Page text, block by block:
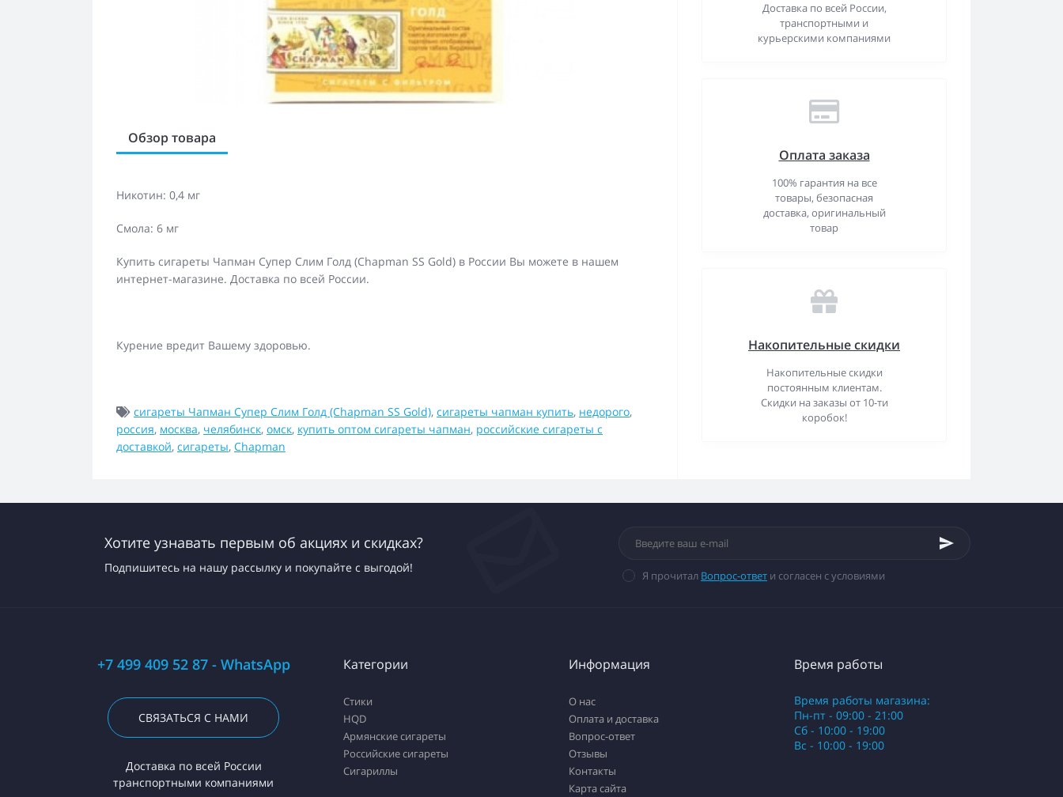
Обзор товара
Никотин: 0,4 мг
Смола: 6 мг
Купить сигареты Чапман Супер Слим Голд (Chapman SS Gold) в России Вы можете в нашем
интернет-магазине. Доставка по всей России.
Курение вредит Вашему здоровью.
сигареты Чапман Супер Слим Голд (Chapman SS Gold), сигареты чапман купить, недорого,
россия, москва, челябинск, омск, купить оптом сигареты чапман, российские сигареты с
доставкой, сигареты, Chapman
Доставка по всей России,
транспортными и
курьерскими компаниями
Оплата заказа
100% гарантия на все
товары, безопасная
доставка, оригинальный
товар
Накопительные скидки
Накопительные скидки
постоянным клиентам.
Скидки на заказы от 10-ти
коробок!
Хотите узнавать первым об акциях и скидках?
Подпишитесь на нашу рассылку и покупайте с выгодой!
Я прочитал Вопрос-ответ и согласен с условиями
+7 499 409 52 87 - WhatsApp
СВЯЗАТЬСЯ С НАМИ
Доставка по всей России
транспортными компаниями
Категории
Стики
HQD
Армянские сигареты
Российские сигареты
Сигариллы
Информация
О нас
Оплата и доставка
Вопрос-ответ
Отзывы
Контакты
Карта сайта
Время работы
Время работы магазина:
Пн-пт - 09:00 - 21:00
Сб - 10:00 - 19:00
Вс - 10:00 - 19:00